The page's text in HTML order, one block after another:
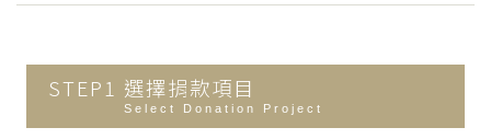
STEP1 選擇捐款項目
Select Donation Project